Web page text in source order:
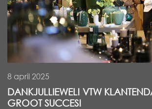
8 april 2025
DANKJULLIEWEL! VTW
GROOT SUCCES!